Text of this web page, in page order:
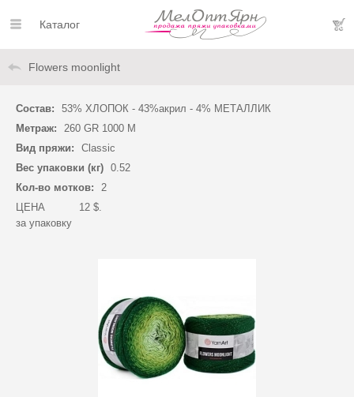
Каталог
Flowers moonlight
Состав:
53% ХЛОПОК - 43%акрил - 4% МЕТАЛЛИК
Метраж:
260 GR 1000 M
Вид пряжи:
Classic
Вес упаковки (кг) 0.52
Кол-во мотков:
2
ЦЕНА
за упаковку
12 $.